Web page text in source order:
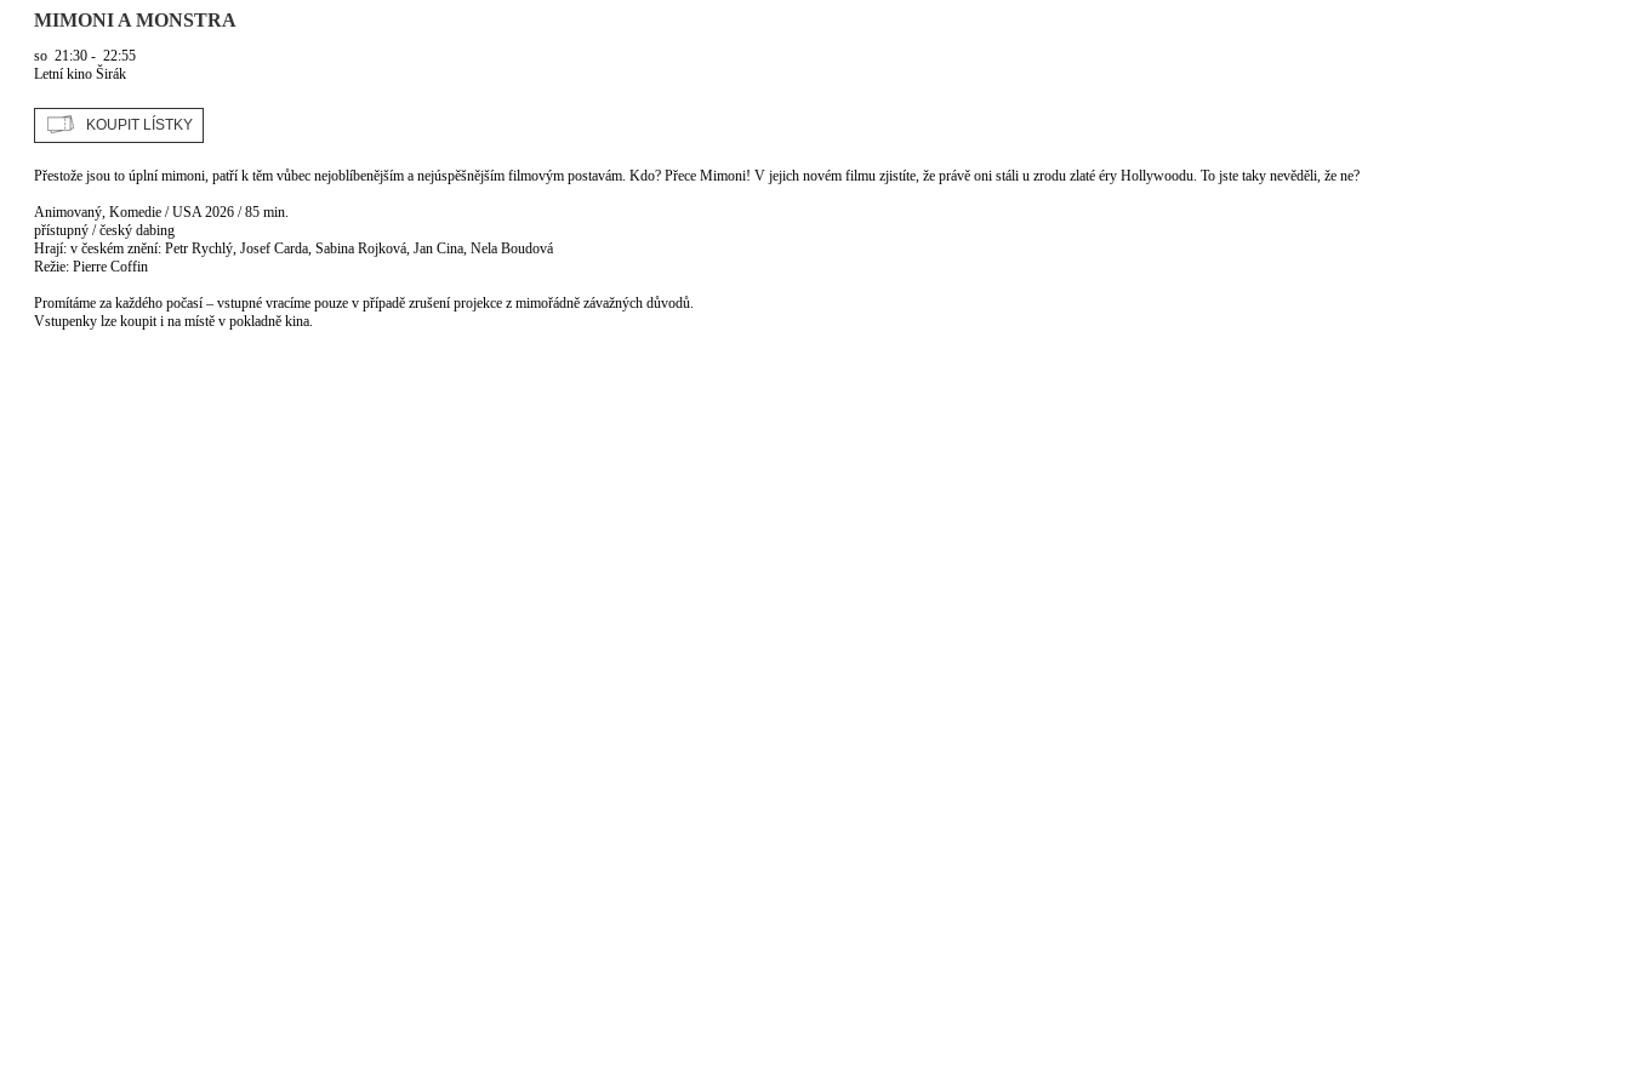
MIMONI A MONSTRA
so 21:30 - 22:55
Letní kino Širák
Přestože jsou to úplní mimoni, patří k těm vůbec nejoblíbenějším a nejúspěšnějším filmovým postavám. Kdo? Přece Mimoni! V jejich novém filmu zjistíte, že právě oni stáli u zrodu zlaté éry Hollywoodu. To jste taky nevěděli, že ne?
Animovaný, Komedie / USA 2026 / 85 min.
přístupný / český dabing
Hrají: v českém znění: Petr Rychlý, Josef Carda, Sabina Rojková, Jan Cina, Nela Boudová
Režie: Pierre Coffin
Promítáme za každého počasí – vstupné vracíme pouze v případě zrušení projekce z mimořádně závažných důvodů.
Vstupenky lze koupit i na místě v pokladně kina.